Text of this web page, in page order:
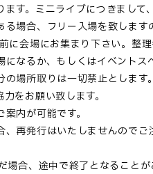
す。ミニライブにつきまし
場合、フリー入場を致します
会場にお集まり下さい。整理
るか、もしくはイベントス
場所取りは一切禁止としま
をお願い致します。
内が可能です。
再発行はいたしませんのでご
合、途中で終了となることが